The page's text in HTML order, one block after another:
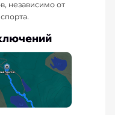
независимо от